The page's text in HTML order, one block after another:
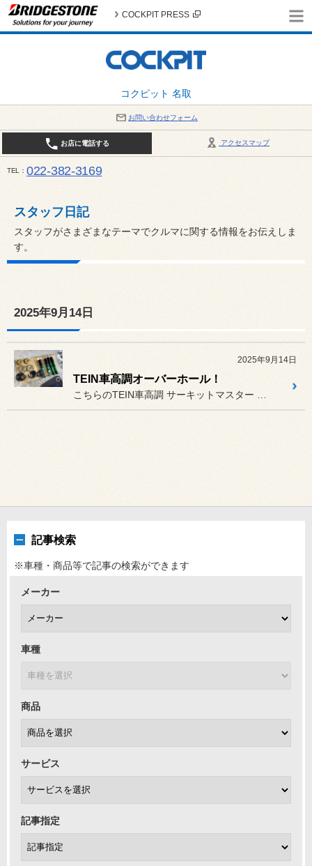
コクピット 名取
COCKPIT PRESS
お問い合わせフォーム
アクセスマップ
お店に電話する
TEL 022-382-3169
スタッフ日記
スタッフがさまざまなテーマでクルマに関する情報をお伝えしま
す。
2025年9月14日
2025年9月14日
TEIN車高調オーバーホール！
記事検索
※車種・商品等で記事の検索ができます
メーカー
車種
商品
サービス
記事指定